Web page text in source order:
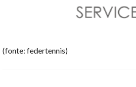
(fonte: federtennis)